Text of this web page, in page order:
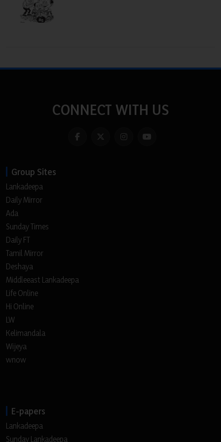
CONNECT WITH US
Group Sites
Lankadeepa
Daily Mirror
Ada
Sunday Times
Daily FT
Tamil Mirror
Deshaya
Middleeast Lankadeepa
Life Online
Hi Online
LW
Kelimandala
Wijeya
wnow
E-papers
Lankadeepa
Sunday Lankadeepa